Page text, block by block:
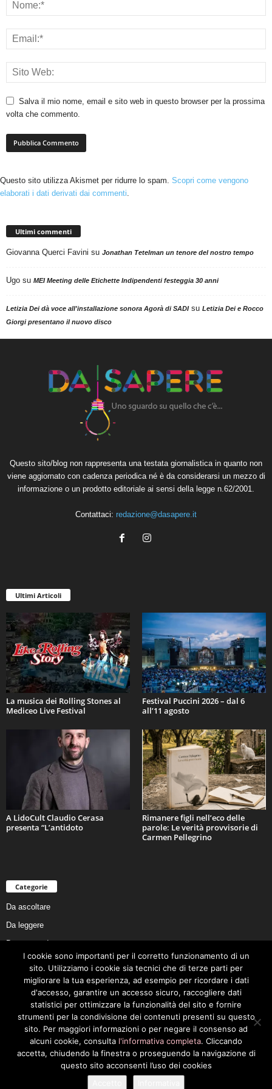
Salva il mio nome, email e sito web in questo browser per la prossima
volta che commento.
Questo sito utilizza Akismet per ridurre lo spam. Scopri come vengono
elaborati i dati derivati dai commenti.
Ultimi commenti
Giovanna Querci Favini su Jonathan Tetelman un tenore del nostro tempo
Ugo su MEI Meeting delle Etichette Indipendenti festeggia 30 anni
Letizia Dei dà voce all'installazione sonora Agorà di SADIsu Letizia Dei e Rocco
Giorgi presentano il nuovo disco
Questo sito/blog non rappresenta una testata giornalistica in quanto non
viene aggiornato con cadenza periodica né è da considerarsi un mezzo di
informazione o un prodotto editoriale ai sensi della legge n.62/2001.
Contattaci: redazione@dasapere.it
Ultimi Articoli
La musica dei Rolling Stones al
Mediceo Live Festival
Festival Puccini 2026 – dal 6
all’11 agosto
A LidoCult Claudio Cerasa
presenta “L’antidoto
Rimanere figli nell’eco delle
parole: Le verità provvisorie di
Carmen Pellegrino
Categorie
Da ascoltare
Da leggere
Da non perdere
Da conoscere
Da preservare
Da vivere
Cookie Policy
Privacy Policy
Cookie Policy
I cookie sono importanti per il corretto funzionamento di un
sito. Utilizziamo i cookie sia tecnici che di terze parti per
migliorare la tua esperienza, ad esempio per ricordare i dati
d'accesso, garantire un accesso sicuro, raccogliere dati
statistici per ottimizzare la funzionalità del sito e fornire
strumenti per la condivisione dei contenuti presenti su questo
sito. Per maggiori informazioni o per negare il consenso ad
alcuni cookie, consulta l'informativa completa. Cliccando
accetta, chiudendo la finestra o proseguendo la navigazione di
questo sito acconsenti l’uso dei cookies